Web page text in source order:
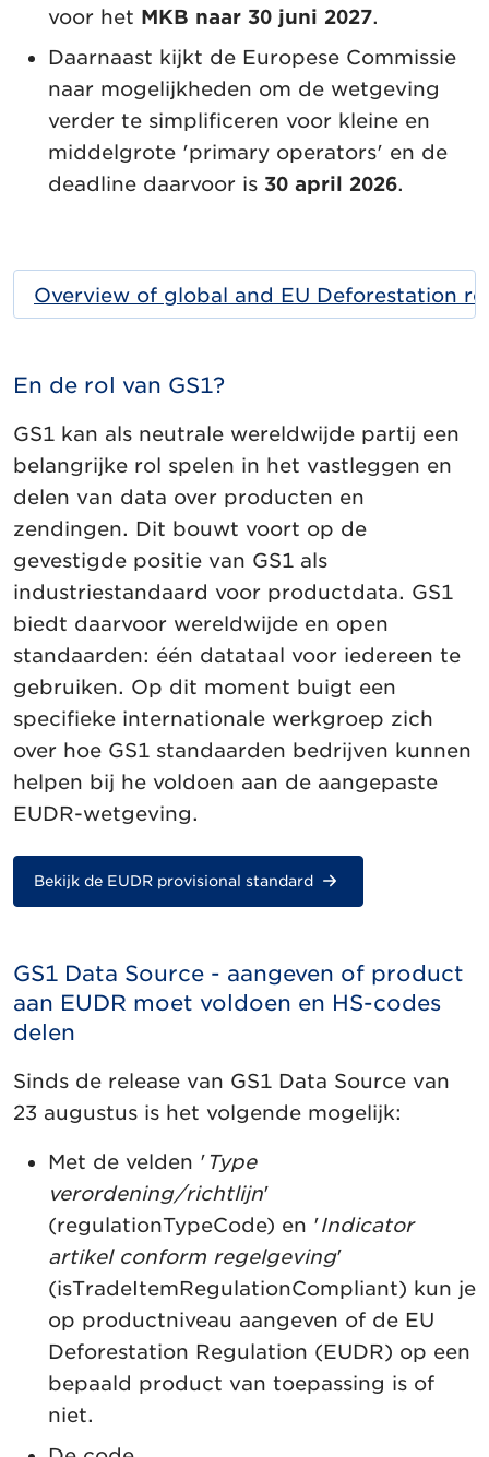
voor het MKB naar 30 juni 2027.
Daarnaast kijkt de Europese Commissie
naar mogelijkheden om de wetgeving
verder te simplificeren voor kleine en
middelgrote 'primary operators' en de
deadline daarvoor is 30 april 2026.
Overview of global and EU Deforestation
En de rol van GS1?
GS1 kan als neutrale wereldwijde partij een
belangrijke rol spelen in het vastleggen en
delen van data over producten en
zendingen. Dit bouwt voort op de
gevestigde positie van GS1 als
industriestandaard voor productdata. GS1
biedt daarvoor wereldwijde en open
standaarden: één datataal voor iedereen te
gebruiken. Op dit moment buigt een
specifieke internationale werkgroep zich
over hoe GS1 standaarden bedrijven kunnen
helpen bij he voldoen aan de aangepaste
EUDR-wetgeving.
Bekijk de EUDR provisional standard
GS1 Data Source - aangeven of product
aan EUDR moet voldoen en HS-codes
delen
Sinds de release van GS1 Data Source van
23 augustus is het volgende mogelijk:
Met de velden ' Type
verordening/richtlijn'
(regulationTypeCode) en 'Indicator
artikel conform regelgeving'
(isTradeItemRegulationCompliant) kun je
op productniveau aangeven of de EU
Deforestation Regulation (EUDR) op een
bepaald product van toepassing is of
niet.